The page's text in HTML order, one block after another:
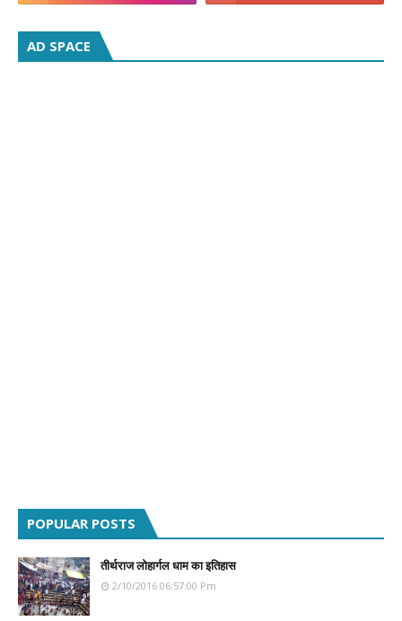
AD SPACE
POPULAR POSTS
तीर्थराज लोहार्गल धाम का इतिहास
2/10/2016 06:57:00 Pm